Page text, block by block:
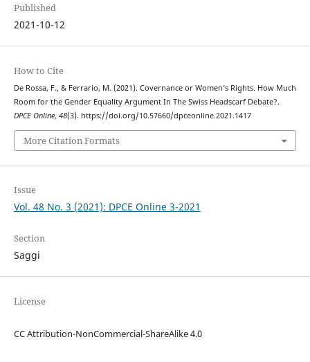
Published
2021-10-12
How to Cite
De Rossa, F., & Ferrario, M. (2021). Covernance or Women’s Rights. How Much
Room for the Gender Equality Argument In The Swiss Headscarf Debate?.
DPCE Online, 48(3). https://doi.org/10.57660/dpceonline.2021.1417
More Citation Formats
Issue
Vol. 48 No. 3 (2021): DPCE Online 3-2021
Section
Saggi
License
CC Attribution-NonCommercial-ShareAlike 4.0